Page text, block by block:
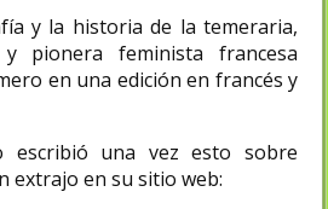
y la historia de la temeraria,
pionera feminista francesa
en una edición en francés y
escribió una vez esto sobre
extrajo en su sitio web: